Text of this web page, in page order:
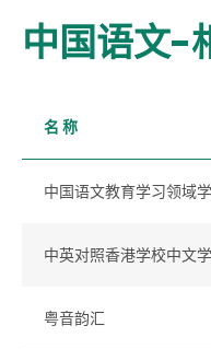
中国语文-
名 称
中国语文教育学习领域
中英对照香港学校中文
粤音韵汇